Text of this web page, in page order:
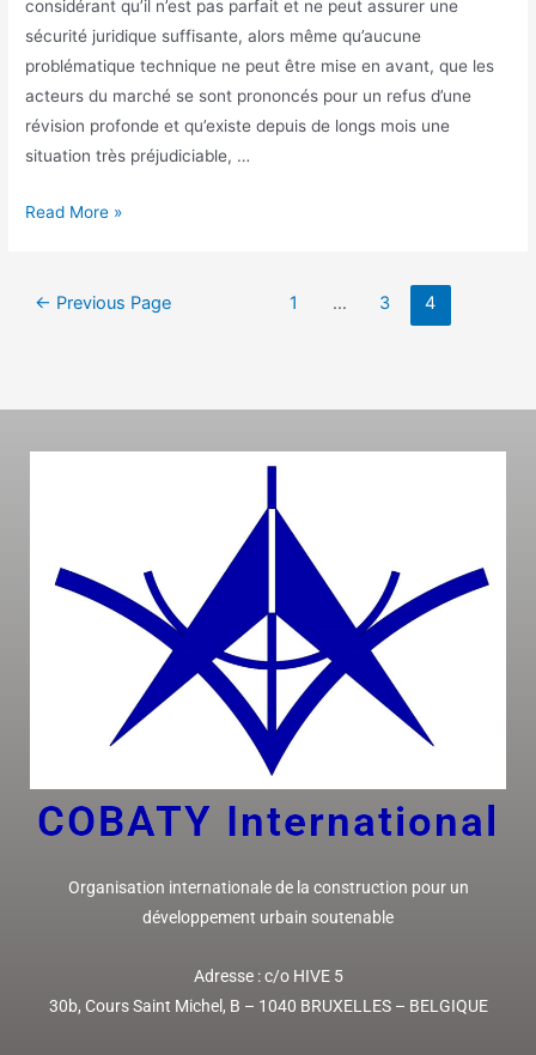
considérant qu’il n’est pas parfait et ne peut assurer une
sécurité juridique suffisante, alors même qu’aucune
problématique technique ne peut être mise en avant, que les
acteurs du marché se sont prononcés pour un refus d’une
révision profonde et qu’existe depuis de longs mois une
situation très préjudiciable, …
Read More »
← Previous Page 1 … 3 4
COBATY International
Organisation internationale de la construction pour un
développement urbain soutenable
Adresse :c/o HIVE 5
30b, Cours Saint Michel, B – 1040 BRUXELLES– BELGIQUE